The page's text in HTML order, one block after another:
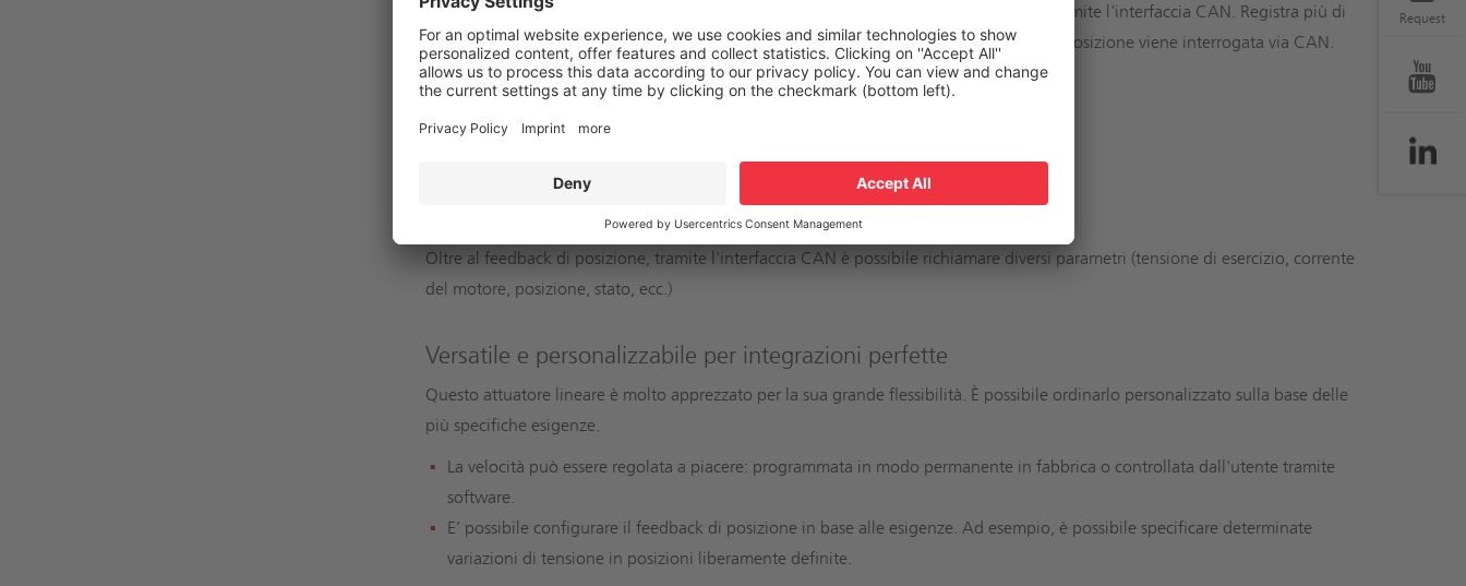
Request
È presente anche un feedback di posizione digitale ad alta risoluzione, che funziona tramite l'interfaccia CAN. Registra più di
4'000 passi per giro, garantendo una precisione nell'ordine del micrometro quando la posizione viene interrogata via CAN.
Una panoramica del feedback di posizione dell'LD1000C:
Feedback sulla posizione finale
Feedback di posizione analogico. Configurabile in base ai requisiti del cliente
Feedback di posizione digitale tramite interfaccia di comunicazione (CAN)
Oltre al feedback di posizione, tramite l'interfaccia CAN è possibile richiamare diversi parametri (tensione di esercizio, corrente
del motore, posizione, stato, ecc.)
Versatile e personalizzabile per integrazioni perfette
Questo attuatore lineare è molto apprezzato per la sua grande flessibilità. È possibile ordinarlo personalizzato sulla base delle
più specifiche esigenze.
La velocità può essere regolata a piacere: programmata in modo permanente in fabbrica o controllata dall'utente tramite
software.
E’ possibile configurare il feedback di posizione in base alle esigenze. Ad esempio, è possibile specificare determinate
variazioni di tensione in posizioni liberamente definite.